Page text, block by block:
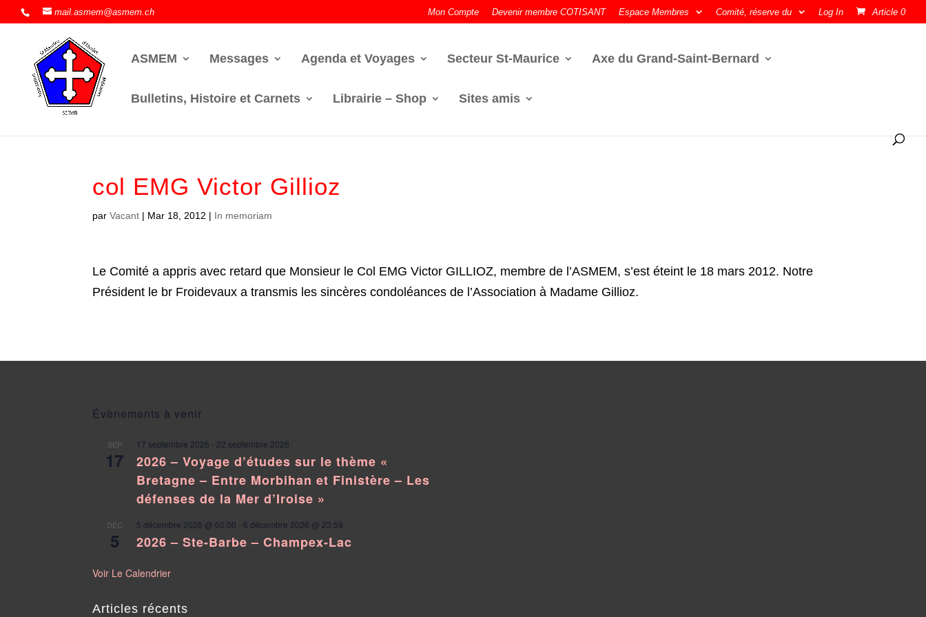
mail.asmem@asmem.ch Mon Compte Devenir membre COTISANT Espace Membres Comité, réserve du Log In Article 0
ASMEM Messages Agenda et Voyages Secteur St-Maurice Axe du Grand-Saint-Bernard
Bulletins, Histoire et Carnets Librairie – Shop Sites amis
col EMG Victor Gillioz
parVacant | Mar 18, 2012 | In memoriam
Le Comité a appris avec retard que Monsieur le Col EMG Victor GILLIOZ, membre de l’ASMEM, s’est éteint le 18 mars 2012. Notre
Président le br Froidevaux a transmis les sincères condoléances de l’Association à Madame Gillioz.
Évènements à venir
SEP
17
17 septembre 2026 - 22 septembre 2026
2026 – Voyage d’études sur le thème «
Bretagne – Entre Morbihan et Finistère – Les
défenses de la Mer d’Iroise »
DÉC
5
5 décembre 2026 @ 00:00 - 6 décembre 2026 @ 23:59
2026 – Ste-Barbe – Champex-Lac
Voir Le Calendrier
Articles récents